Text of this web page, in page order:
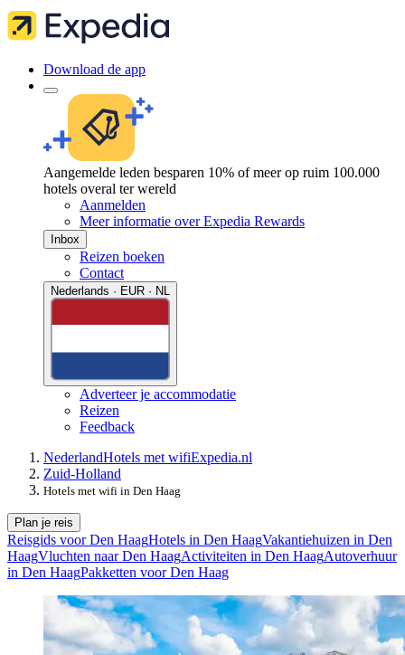
Download de app
Aangemelde leden besparen 10% of meer op ruim 100.000
hotels overal ter wereld
Aanmelden
Meer informatie over Expedia Rewards
Inbox
Reizen boeken
Contact
Nederlands · EUR · NL
Adverteer je accommodatie
Reizen
Feedback
NederlandHotels met wifiExpedia.nl
Zuid-Holland
Hotels met wifi in Den Haag
Plan je reis
Reisgids voor Den HaagHotels in Den HaagVakantiehuizen in Den
HaagVluchten naar Den HaagActiviteiten in Den HaagAutoverhuur
in Den HaagPakketten voor Den Haag